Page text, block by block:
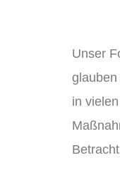
Unser
in